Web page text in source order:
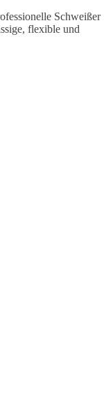
Schweißer
flexible und